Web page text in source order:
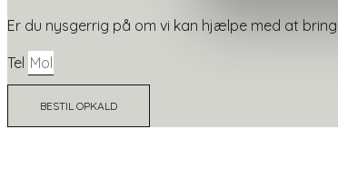
Er du nysgerrig på om vi kan hjælpe med at
Tel
BESTIL OPKALD